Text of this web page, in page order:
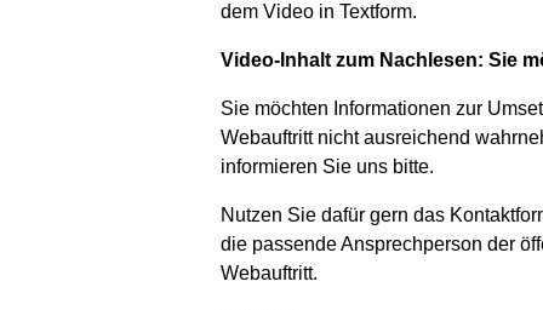
dem Video in Textform.
Video-Inhalt zum Nachlesen: Sie
Sie möchten Informationen zur
Webauftritt nicht ausreichend
informieren Sie uns bitte.
Nutzen Sie dafür gern das
die passende Ansprechperson der
Webauftritt.